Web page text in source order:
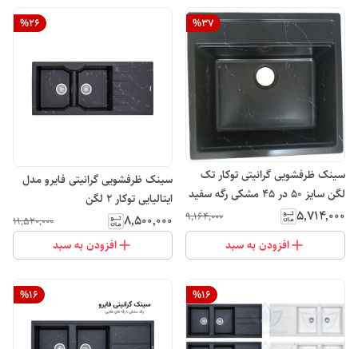
%37
سینک ظرفشویی گرانیتی توکار تک
لگن سایز 50 در 45 مشکی رگه سفید
لوتوس
۵٬۷۱۴٬۰۰۰ ۹٬۱۶۴٬۰۰۰
افزودن به سبد
%26
سینک ظرفشویی گرانیتی فایرو مدل
ایتالیایی توکار ۲ لگن
۸٬۵۰۰٬۰۰۰ ۱۱٬۵۲۰٬۰۰۰
افزودن به سبد
%16
%16